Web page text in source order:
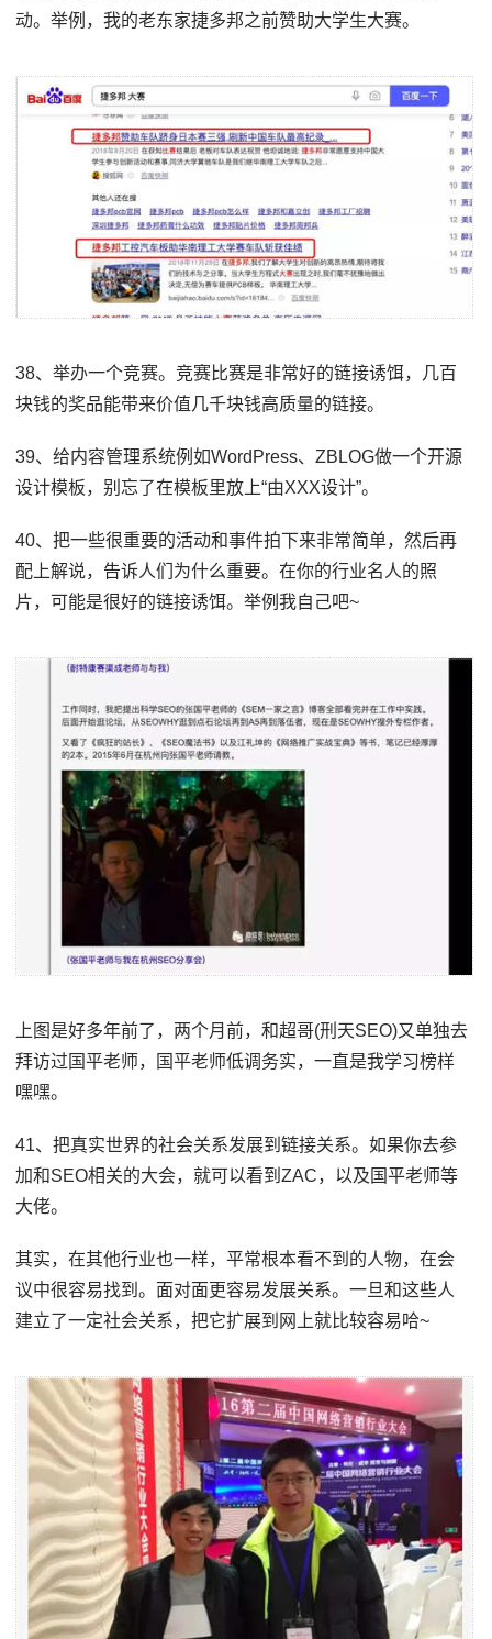
动。举例，我的老东家捷多邦之前赞助大学生大赛。
38、举办一个竞赛。竞赛比赛是非常好的链接诱饵，几百
块钱的奖品能带来价值几千块钱高质量的链接。
39、给内容管理系统例如WordPress、ZBLOG做一个开源
设计模板，别忘了在模板里放上“由XXX设计”。
40、把一些很重要的活动和事件拍下来非常简单，然后再
配上解说，告诉人们为什么重要。在你的行业名人的照
片，可能是很好的链接诱饵。举例我自己吧~
上图是好多年前了，两个月前，和超哥(刑天SEO)又单独去
拜访过国平老师，国平老师低调务实，一直是我学习榜样
嘿嘿。
41、把真实世界的社会关系发展到链接关系。如果你去参
加和SEO相关的大会，就可以看到ZAC，以及国平老师等
大佬。
其实，在其他行业也一样，平常根本看不到的人物，在会
议中很容易找到。面对面更容易发展关系。一旦和这些人
建立了一定社会关系，把它扩展到网上就比较容易哈~